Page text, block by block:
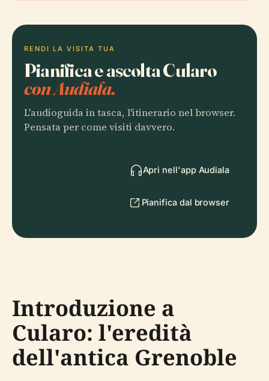
RENDI LA VISITA TUA
Pianifica e ascolta Cularo
con Audiala.
L'audioguida in tasca, l'itinerario nel browser.
Pensata per come visiti davvero.
Apri nell'app Audiala
Pianifica dal browser
Introduzione a
Cularo: l'eredità
dell'antica Grenoble